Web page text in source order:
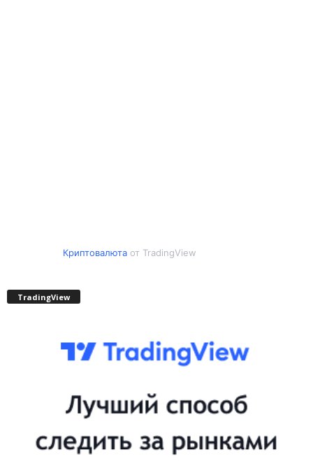
Криптовалютаот TradingView
TradingView